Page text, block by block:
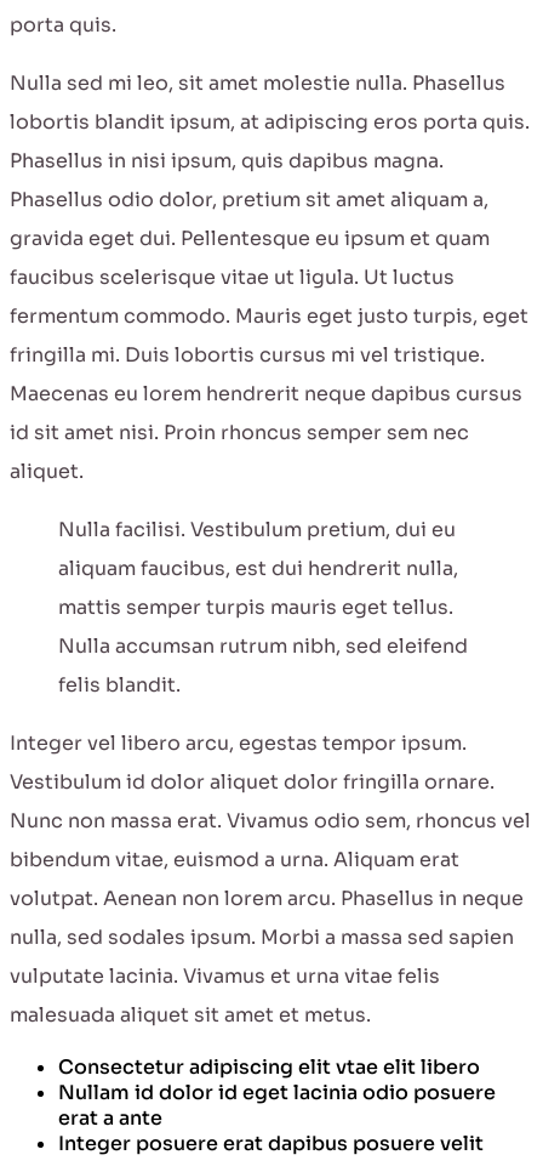
porta quis.
Nulla sed mi leo, sit amet molestie nulla. Phasellus
lobortis blandit ipsum, at adipiscing eros porta quis.
Phasellus in nisi ipsum, quis dapibus magna.
Phasellus odio dolor, pretium sit amet aliquam a,
gravida eget dui. Pellentesque eu ipsum et quam
faucibus scelerisque vitae ut ligula. Ut luctus
fermentum commodo. Mauris eget justo turpis, eget
fringilla mi. Duis lobortis cursus mi vel tristique.
Maecenas eu lorem hendrerit neque dapibus cursus
id sit amet nisi. Proin rhoncus semper sem nec
aliquet.
Nulla facilisi. Vestibulum pretium, dui eu
aliquam faucibus, est dui hendrerit nulla,
mattis semper turpis mauris eget tellus.
Nulla accumsan rutrum nibh, sed eleifend
felis blandit.
Integer vel libero arcu, egestas tempor ipsum.
Vestibulum id dolor aliquet dolor fringilla ornare.
Nunc non massa erat. Vivamus odio sem, rhoncus vel
bibendum vitae, euismod a urna. Aliquam erat
volutpat. Aenean non lorem arcu. Phasellus in neque
nulla, sed sodales ipsum. Morbi a massa sed sapien
vulputate lacinia. Vivamus et urna vitae felis
malesuada aliquet sit amet et metus.
Consectetur adipiscing elit vtae elit libero
Nullam id dolor id eget lacinia odio posuere
erat a ante
Integer posuere erat dapibus posuere velit